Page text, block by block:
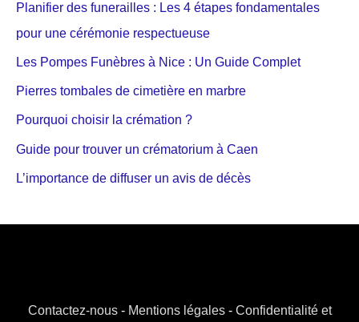
Planifier des funerailles : Les 4 étapes fondamentales
pour une cérémonie respectueuse
Les Pompes Funèbres à Nice : Un Guide Complet
Pierres tombales de cimetière en marbre
Pourquoi choisir la crémation ?
Guide pour trouver un crématorium à Caen
L’importance de diffuser un avis de décès
Contactez-nous- Mentions légales- Confidentialité et